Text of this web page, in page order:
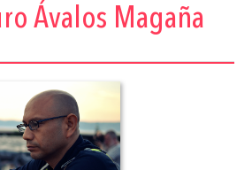
Ávalos Magaña